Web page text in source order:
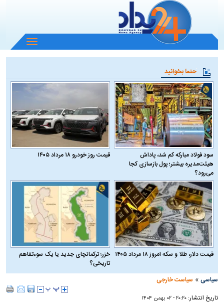
باز
و
منو
حتما بخوانید
سود فولاد مبارکه کم شد، پاداش
هیئت‌مدیره بیشتر؛ پول بازسازی کجا
می‌رود؟
قیمت روز خودرو ۱۸ مرداد ۱۴۰۵
قیمت دلار، طلا و سکه امروز ۱۸ مرداد ۱۴۰۵
خزر؛ ترکمانچای جدید یا یک سوءتفاهم
تاریخی؟
سیاسی » سیاست خارجی
تاریخ انتشار:۲۰:۲۰ - ۰۲ بهمن ۱۴۰۴